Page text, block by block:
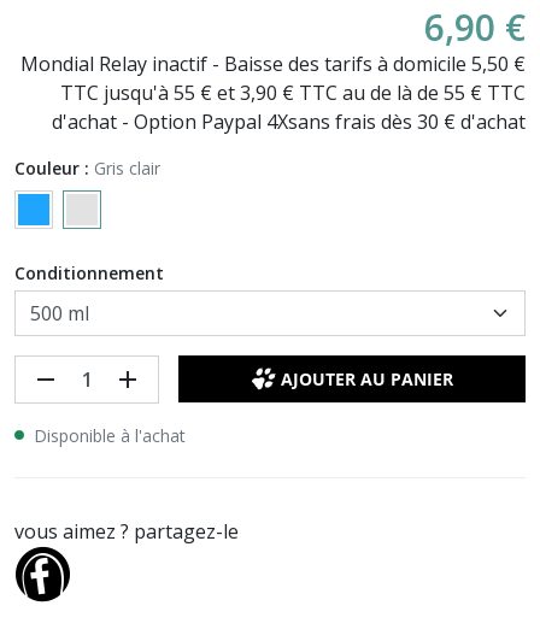
6,90 €
Mondial Relay inactif - Baisse des tarifs à domicile 5,50 €
TTC jusqu'à 55 € et 3,90 € TTC au de là de 55 € TTC
d'achat - Option Paypal 4Xsans frais dès 30 € d'achat
Couleur : Gris clair
Conditionnement
remove add AJOUTER AU PANIER
Disponible à l'achat
vous aimez ? partagez-le